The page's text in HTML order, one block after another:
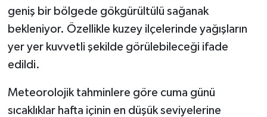
geniş bir bölgede gökgürültülü sağanak
bekleniyor. Özellikle kuzey ilçelerinde yağışların
yer yer kuvvetli şekilde görülebileceği ifade
edildi.
Meteorolojik tahminlere göre cuma günü
sıcaklıklar hafta içinin en düşük seviyelerine
KİTAP
HEDEF2020
MİZAH